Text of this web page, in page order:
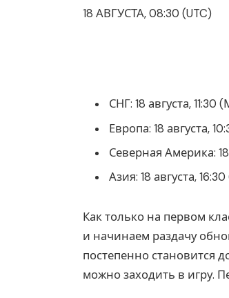
18 АВГУСТА, 08:30 (UTC)
СНГ: 18 августа, 11:30
Европа: 18 августа,
Северная Америка:
Азия: 18 августа,
Как только на первом
и начинаем раздачу
постепенно становится
можно заходить в игру.